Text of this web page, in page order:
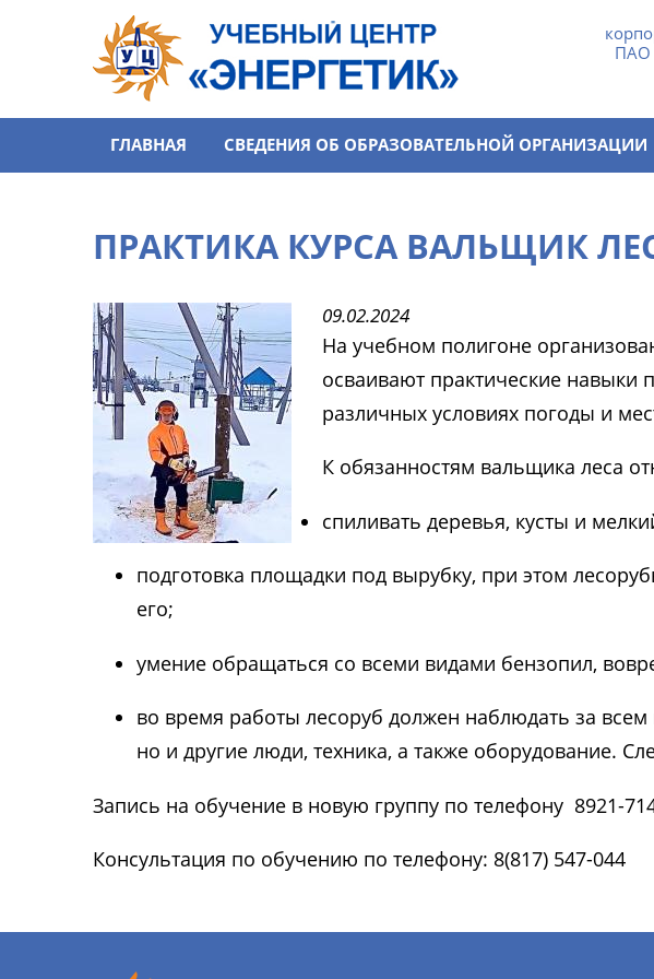
Перейти к основному содержанию
ПАО
ГЛАВНАЯ СВЕДЕНИЯ ОБ ОБРАЗОВАТЕЛЬНОЙ ОРГАНИЗАЦИИ
ПРАКТИКА КУРСА ВАЛЬЩИК
09.02.2024
На учебном полигоне
осваивают практические навыки
различных условиях погоды и
К обязанностям вальщика леса
спиливать деревья, кусты и
подготовка площадки под вырубку, при этом
его;
умение обращаться со всеми видами бензопил,
во время работы лесоруб должен наблюдать за
но и другие люди, техника, а также оборудование.
Запись на обучение в новую группу по телефону 8921-
Консультация по обучению по телефону: 8(817) 547-044